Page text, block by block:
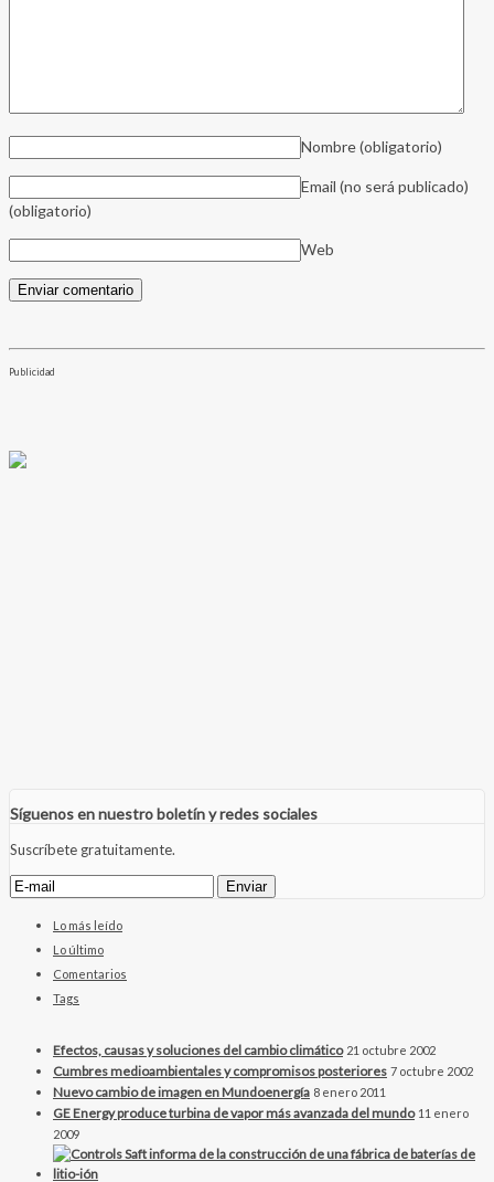
Nombre(obligatorio)
Email (no será publicado)
(obligatorio)
Web
Publicidad
Síguenos en nuestro boletín y redes sociales
Suscríbete gratuitamente.
Lo más leído
Lo último
Comentarios
Tags
Efectos, causas y soluciones del cambio climático 21 octubre 2002
Cumbres medioambientales y compromisos posteriores 7 octubre 2002
Nuevo cambio de imagen en Mundoenergía 8 enero 2011
GE Energy produce turbina de vapor más avanzada del mundo 11 enero
2009